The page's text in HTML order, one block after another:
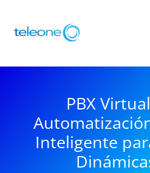
PBX
Inteligente